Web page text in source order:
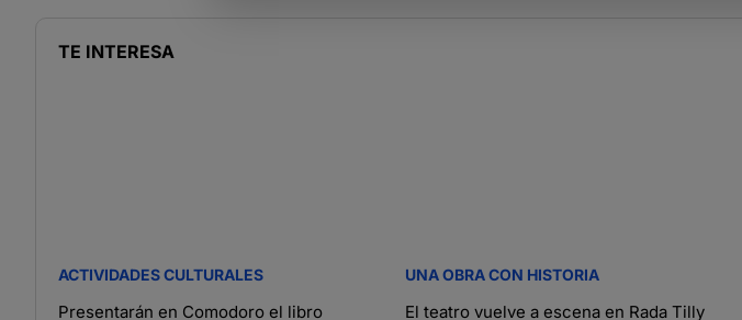
TE INTERESA
ACTIVIDADES CULTURALES
Presentarán en Comodoro el libro
UNA OBRA CON HISTORIA
El teatro vuelve a escena en Rada Tilly